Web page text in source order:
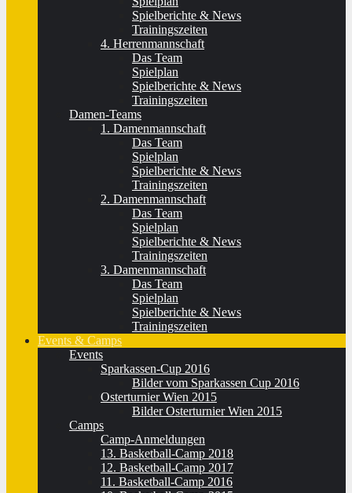
Spielberichte & News
Trainingszeiten
4. Herrenmannschaft
Das Team
Spielplan
Spielberichte & News
Trainingszeiten
Damen-Teams
1. Damenmannschaft
Das Team
Spielplan
Spielberichte & News
Trainingszeiten
2. Damenmannschaft
Das Team
Spielplan
Spielberichte & News
Trainingszeiten
3. Damenmannschaft
Das Team
Spielplan
Spielberichte & News
Trainingszeiten
Events & Camps
Events
Sparkassen-Cup 2016
Bilder vom Sparkassen Cup 2016
Osterturnier Wien 2015
Bilder Osterturnier Wien 2015
Camps
Camp-Anmeldungen
13. Basketball-Camp 2018
12. Basketball-Camp 2017
11. Basketball-Camp 2016